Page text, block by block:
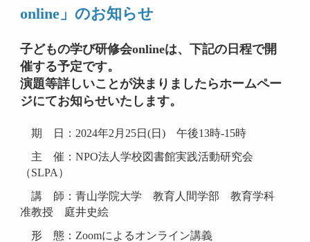
online」のお知らせ
子どもの学び研修会onlineは、下記の日程で開
催する予定です。
演題等詳しいことが決まりましたらホームペー
ジにてお知らせいたします。
期 日：2024年2月25日(日)午後13時-15時
主 催：NPO法人学校図書館実践活動研究会
（SLPA）
講 師：青山学院大学 教育人間学部 教育学科
准教授 庭井史絵
形 態：Zoomによるオンライン講義